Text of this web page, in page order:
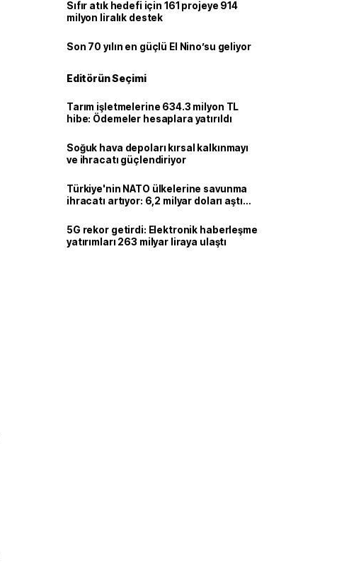
Sıfır atık hedefi için 161 projeye 914
milyon liralık destek
Son 70 yılın en güçlü El Nino’su geliyor
Editörün Seçimi
Tarım işletmelerine 634.3 milyon TL
hibe: Ödemeler hesaplara yatırıldı
Soğuk hava depoları kırsal kalkınmayı
ve ihracatı güçlendiriyor
Türkiye'nin NATO ülkelerine savunma
ihracatı artıyor: 6,2 milyar doları aştı
5G rekor getirdi: Elektronik haberleşme
yatırımları 263 milyar liraya ulaştı